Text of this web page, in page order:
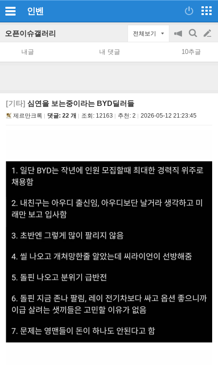
인벤
오픈이슈갤러리 전체보기
공
지
on/off
검
색
글
쓰
내글 내 댓글 10추글
[기타] 심연을 보는중이라는 BYD딜러들
제르만크록 댓글: 22 개 조회: 12163 추천: 2 2026-05-12 21:23:45